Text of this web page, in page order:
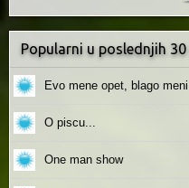
Popularni u poslednjih
Evo mene opet, blago
O piscu...
One man show